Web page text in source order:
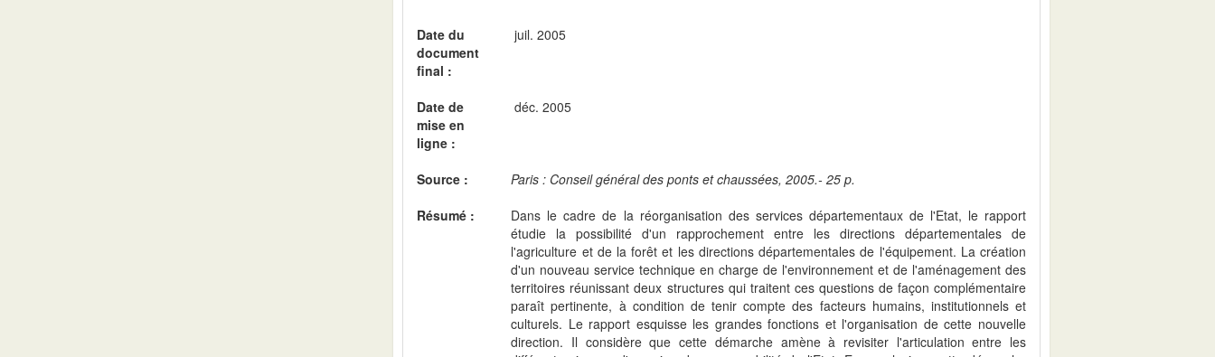
Date du
document
final :
juil. 2005
Date de
mise en
ligne :
déc. 2005
Source :
Paris : Conseil général des ponts et chaussées, 2005.- 25 p.
Résumé :
Dans le cadre de la réorganisation des services départementaux de l'Etat, le rapport
étudie la possibilité d'un rapprochement entre les directions départementales de
l'agriculture et de la forêt et les directions départementales de l'équipement. La création
d'un nouveau service technique en charge de l'environnement et de l'aménagement des
territoires réunissant deux structures qui traitent ces questions de façon complémentaire
paraît pertinente, à condition de tenir compte des facteurs humains, institutionnels et
culturels. Le rapport esquisse les grandes fonctions et l'organisation de cette nouvelle
direction. Il considère que cette démarche amène à revisiter l'articulation entre les